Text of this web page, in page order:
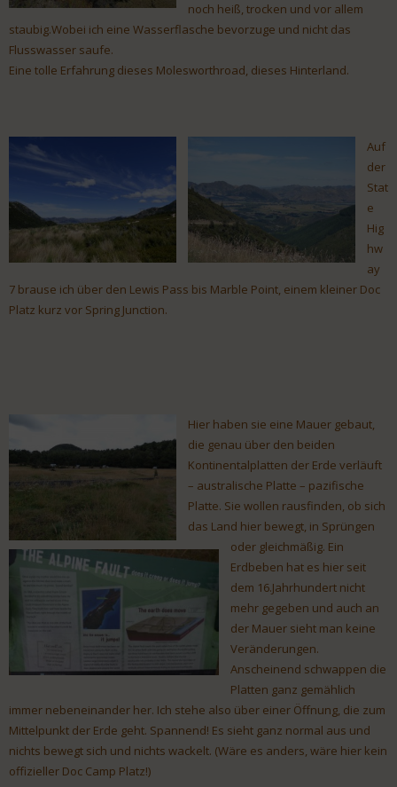
noch heiß, trocken und vor allem
staubig.Wobei ich eine Wasserflasche bevorzuge und nicht das
Flusswasser saufe.
Eine tolle Erfahrung dieses Molesworthroad, dieses Hinterland.
Auf
der
Stat
e
Hig
hw
ay
7 brause ich über den Lewis Pass bis Marble Point, einem kleiner Doc
Platz kurz vor Spring Junction.
Hier haben sie eine Mauer gebaut,
die genau über den beiden
Kontinentalplatten der Erde verläuft
– australische Platte – pazifische
Platte. Sie wollen rausfinden, ob sich
das Land hier bewegt, in Sprüngen
oder gleichmäßig. Ein
Erdbeben hat es hier seit
dem 16.Jahrhundert nicht
mehr gegeben und auch an
der Mauer sieht man keine
Veränderungen.
Anscheinend schwappen die
Platten ganz gemählich
immer nebeneinander her. Ich stehe also über einer Öffnung, die zum
Mittelpunkt der Erde geht. Spannend! Es sieht ganz normal aus und
nichts bewegt sich und nichts wackelt. (Wäre es anders, wäre hier kein
offizieller Doc Camp Platz!)